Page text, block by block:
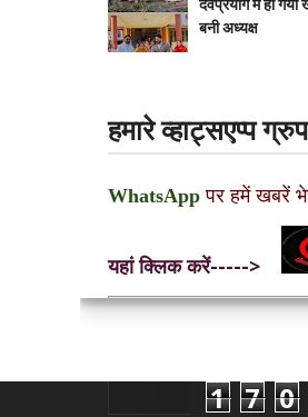
देवप्रयाग में हो गया
बनी अध्यक्ष
हमारे व्हाट्सएप्प
WhatsApp पर हमें खबरें
यहां क्लिक करें----->
1 7 0